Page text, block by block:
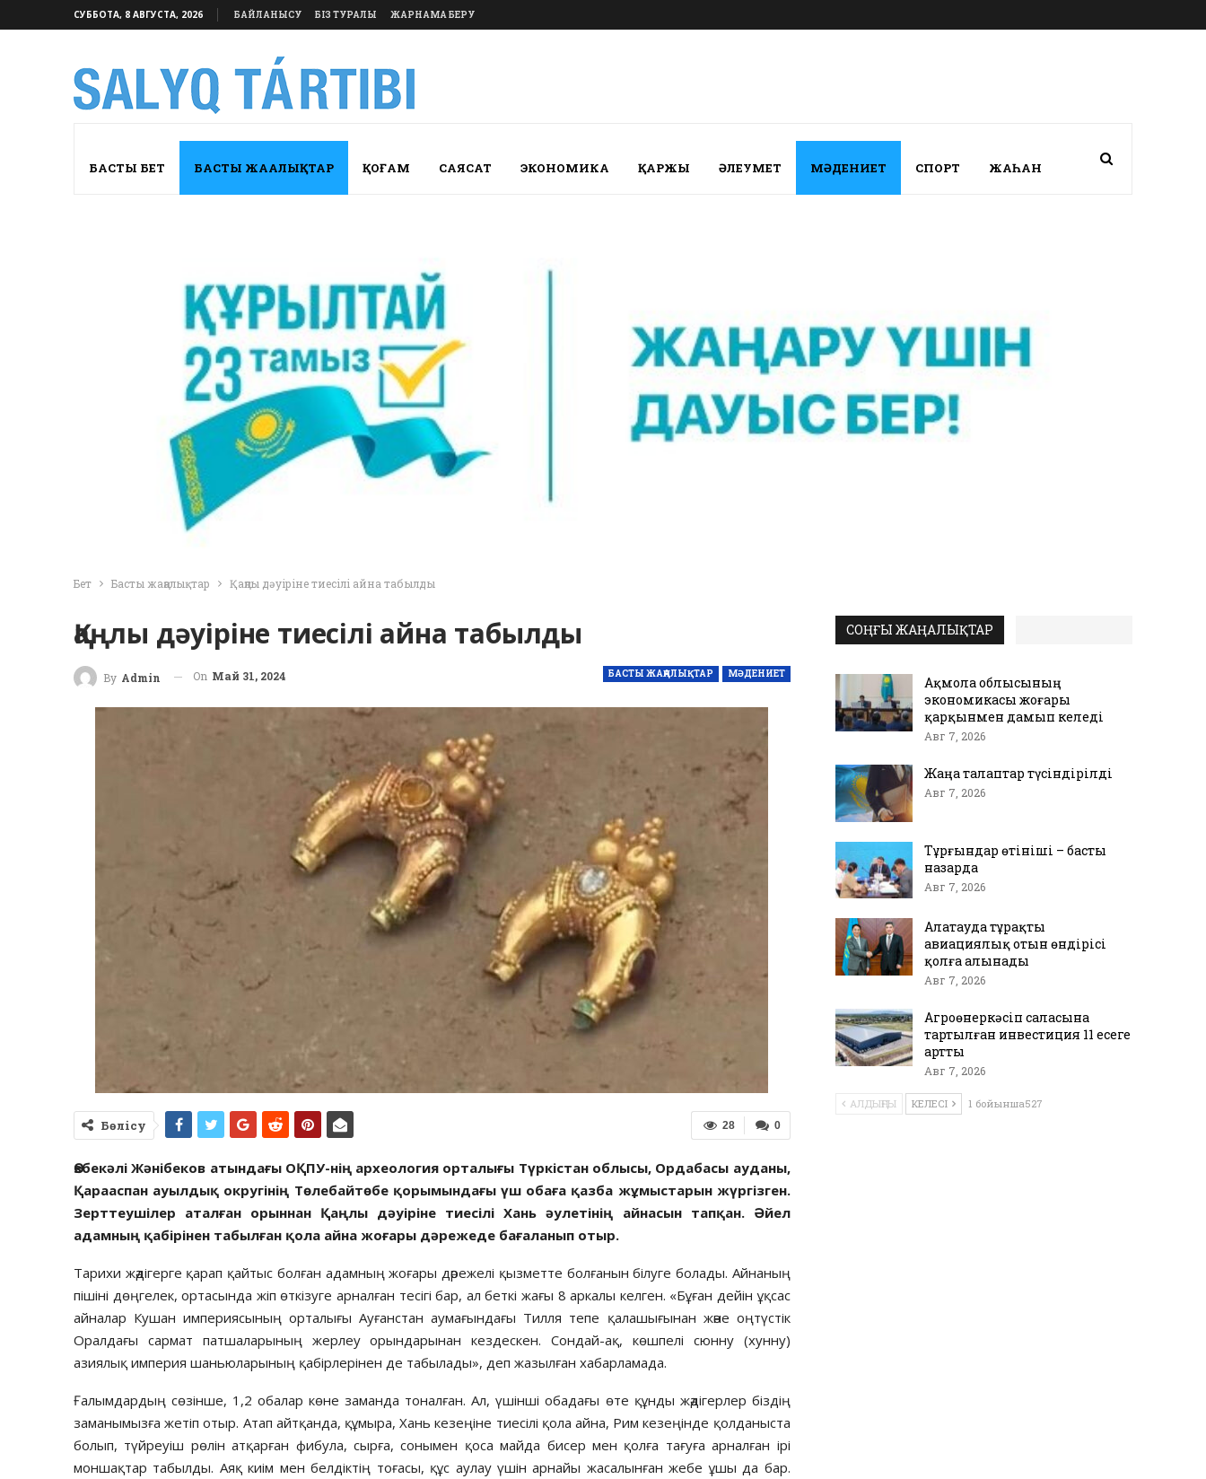
СУББОТА, 8 АВГУСТА, 2026 БАЙЛАНЫСУ БІЗ ТУРАЛЫ ЖАРНАМА БЕРУ
БАСТЫ БЕТ БАСТЫ ЖАҢАЛЫҚТАР ҚОҒАМ САЯСАТ ЭКОНОМИКА ҚАРЖЫ ӘЛЕУМЕТ МӘДЕНИЕТ СПОРТ ЖАҺАН
Бет Басты жаңалықтар Қаңлы дәуіріне тиесілі айна табылды
Қаңлы дәуіріне тиесілі айна табылды
БАСТЫ ЖАҢАЛЫҚТАР МӘДЕНИЕТ
By Admin On Май 31, 2024
0
28
Бөлісу
Өзбекәлі Жәнібеков атындағы ОҚПУ-нің археология орталығы Түркістан облысы, Ордабасы ауданы,
Қарааспан ауылдық округінің Төлебайтөбе қорымындағы үш обаға қазба жұмыстарын жүргізген.
Зерттеушілер аталған орыннан Қаңлы дәуіріне тиесілі Хань әулетінің айнасын тапқан. Әйел
адамның қабірінен табылған қола айна жоғары дәрежеде бағаланып отыр.
Тарихи жәдігерге қарап қайтыс болған адамның жоғары дәрежелі қызметте болғанын білуге болады. Айнаның
пішіні дөңгелек, ортасында жіп өткізуге арналған тесігі бар, ал беткі жағы 8 аркалы келген. «Бұған дейін ұқсас
айналар Кушан империясының орталығы Ауғанстан аумағындағы Тилля тепе қалашығынан және оңтүстік
Оралдағы сармат патшаларының жерлеу орындарынан кездескен. Сондай-ақ, көшпелі сюнну (хунну)
азиялық империя шаньюларының қабірлерінен де табылады», деп жазылған хабарламада.
Ғалымдардың сөзінше, 1,2 обалар көне заманда тоналған. Ал, үшінші обадағы өте құнды жәдігерлер біздің
заманымызға жетіп отыр. Атап айтқанда, құмыра, Хань кезеңіне тиесілі қола айна, Рим кезеңінде қолданыста
болып, түйреуіш рөлін атқарған фибула, сырға, сонымен қоса майда бисер мен қолға тағуға арналған ірі
моншақтар табылды. Аяқ киім мен белдіктің тоғасы, құс аулау үшін арнайы жасалынған жебе ұшы да бар.
СОҢҒЫ ЖАҢАЛЫҚТАР
Ақмола облысының
экономикасы жоғары
қарқынмен дамып келеді
Авг 7, 2026
Жаңа талаптар түсіндірілді
Авг 7, 2026
Тұрғындар өтініші – басты
назарда
Авг 7, 2026
Алатауда тұрақты
авиациялық отын өндірісі
қолға алынады
Авг 7, 2026
Агроөнеркәсіп саласына
тартылған инвестиция 11 есеге
артты
Авг 7, 2026
АЛДЫҢҒЫ КЕЛЕСІ 1 бойынша527